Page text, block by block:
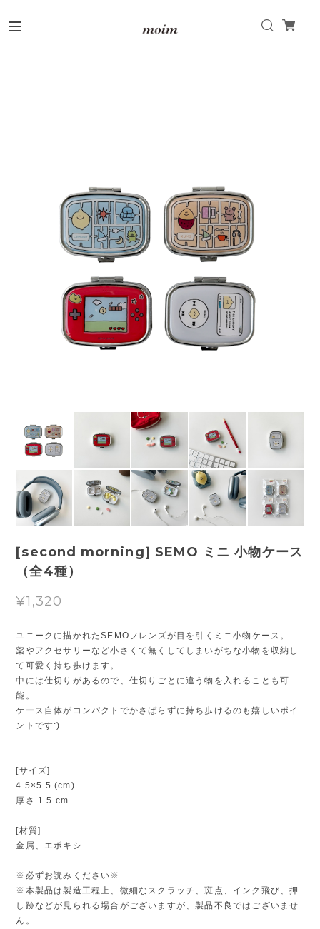
[second morning] SEMO ミニ 小物ケース
（全4種）
¥1,320
ユニークに描かれたSEMOフレンズが目を引くミニ小物ケース。
薬やアクセサリーなど小さくて無くしてしまいがちな小物を収納し
て可愛く持ち歩けます。
中には仕切りがあるので、仕切りごとに違う物を入れることも可
能。
ケース自体がコンパクトでかさばらずに持ち歩けるのも嬉しいポイ
ントです:)
[サイズ]
4.5×5.5 (cm)
厚さ 1.5 cm
[材質]
金属、エポキシ
※必ずお読みください※
※本製品は製造工程上、微細なスクラッチ、斑点、インク飛び、押
し跡などが見られる場合がございますが、製品不良ではございませ
ん。